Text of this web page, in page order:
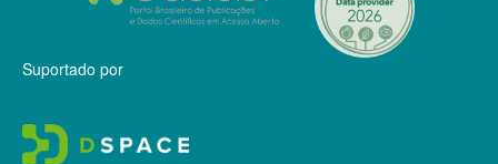
Suportado por